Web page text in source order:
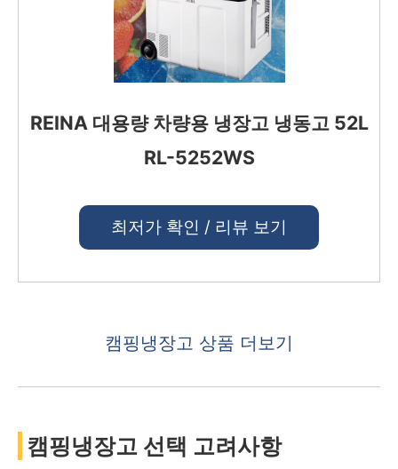
REINA 대용량 차량용 냉장고 냉동고 52L
RL-5252WS
최저가 확인 / 리뷰 보기
캠핑냉장고 상품 더보기
캠핑냉장고 선택 고려사항